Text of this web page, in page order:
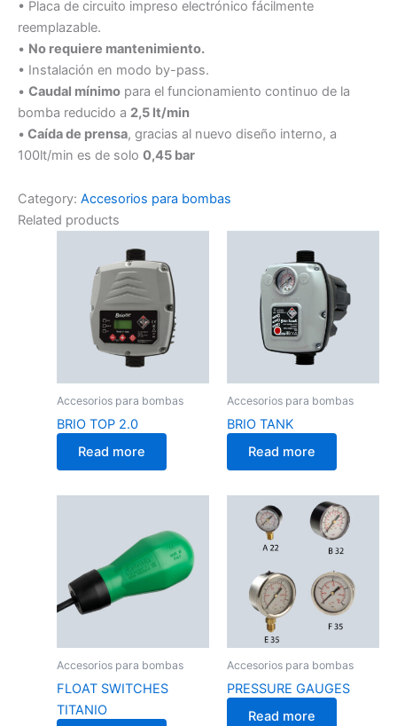
• Placa de circuito impreso electrónico fácilmente
reemplazable.
• No requiere mantenimiento.
• Instalación en modo by-pass.
• Caudal mínimo para el funcionamiento continuo de la
bomba reducido a 2,5 lt/min
• Caída de prensa, gracias al nuevo diseño interno, a
100lt/min es de solo 0,45 bar
Category: Accesorios para bombas
Related products
Accesorios para bombas
BRIO TOP 2.0
Read more
Accesorios para bombas
BRIO TANK
Read more
Accesorios para bombas
FLOAT SWITCHES
TITANIO
Accesorios para bombas
PRESSURE GAUGES
Read more